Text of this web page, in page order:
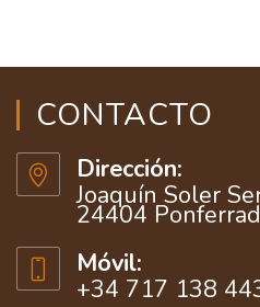
CONTACTO
Dirección:
Joaquín Soler
24404
Móvil:
+34 717 138